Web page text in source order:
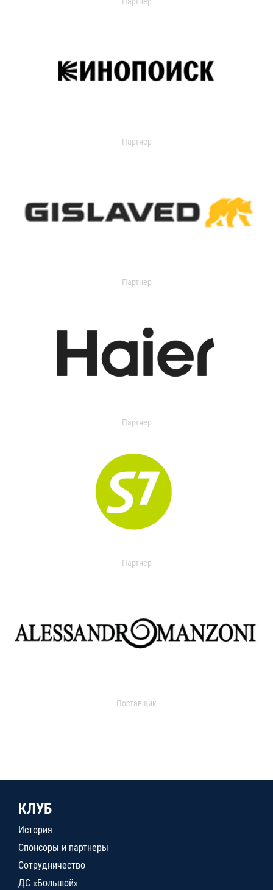
Партнер
Партнер
Партнер
Партнер
Поставщик
КЛУБ
История
Спонсоры и партнеры
Сотрудничество
ДС «Большой»